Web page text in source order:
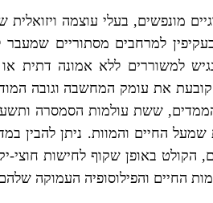
מונפשים, בעלי עוצמה ויזואלית
למרחבים מסתוריים
למשוררים ללא אמונה דתית
את עומק המחשבה וגובה
ששת עולמות הסמסרה
החיים והמוות. ניתן להבין
באופן שקוף לחישות חוצי-
החיים והפילוסופיה העמוקה